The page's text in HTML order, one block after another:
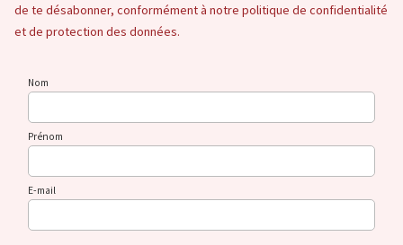
de te désabonner, conformément à notre politique de confidentialité
et de protection des données.
Nom
Prénom
E-mail